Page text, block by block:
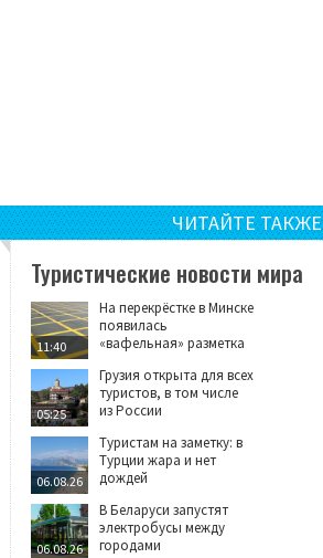
ЧИТАЙТЕ ТАКЖЕ
Туристические новости мира
11:40
На перекрёстке в Минске
появилась
«вафельная» разметка
05:25
Грузия открыта для всех
туристов, в том числе
из России
06.08.26
Туристам на заметку: в
Турции жара и нет
дождей
06.08.26
В Беларуси запустят
электробусы между
городами